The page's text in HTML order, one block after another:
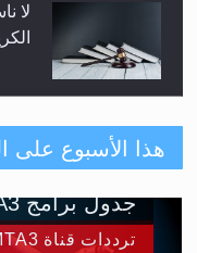
لا
هذا الأسبوع على
ترددات قناة MTA3 العربية:
جدول برامج MTA3